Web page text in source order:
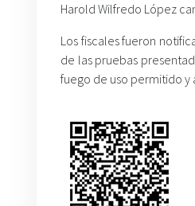
Harold Wilfredo López
Los fiscales fueron
de las pruebas
fuego de uso permitido y